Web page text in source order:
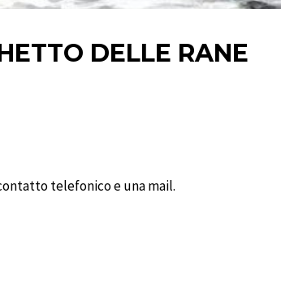
DELLE RANE
telefonico e una mail.